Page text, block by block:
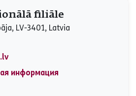
- 16:00
- 16:00
- 16:00
- 16:00
filiāle
LV-3401, Latvia
информация